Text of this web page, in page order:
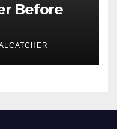
Before